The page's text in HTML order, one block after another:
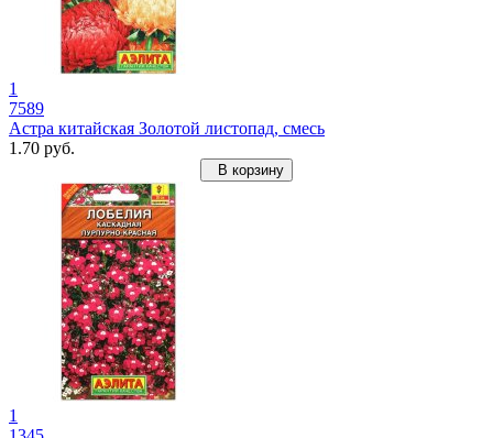
1
7589
Астра китайская Золотой листопад, смесь
1.70 руб.
В корзину
1